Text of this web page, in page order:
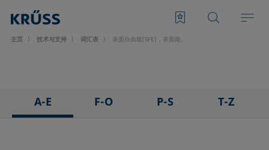
主页 技术与支持 词汇表 表面自由能(SFE)，表面能。
A-E F-O P-S T-Z